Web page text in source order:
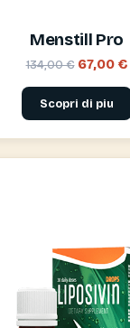
Menstill Pro
134,00 €67,00 €
Scopri di piu